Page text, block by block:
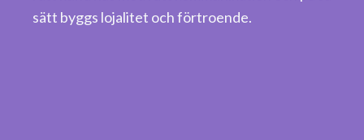
sätt byggs lojalitet och förtroende.